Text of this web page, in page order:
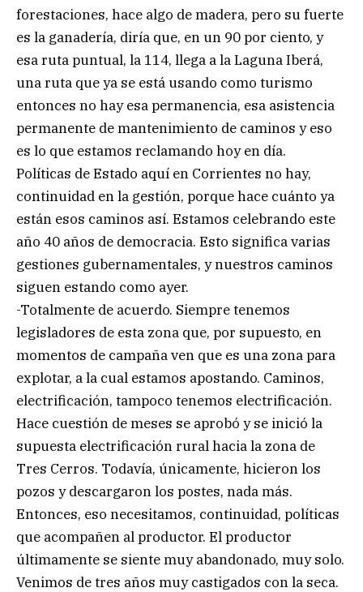
forestaciones, hace algo de madera, pero su fuerte
es la ganadería, diría que, en un 90 por ciento, y
esa ruta puntual, la 114, llega a la Laguna Iberá,
una ruta que ya se está usando como turismo
entonces no hay esa permanencia, esa asistencia
permanente de mantenimiento de caminos y eso
es lo que estamos reclamando hoy en día.
Políticas de Estado aquí en Corrientes no hay,
continuidad en la gestión, porque hace cuánto ya
están esos caminos así. Estamos celebrando este
año 40 años de democracia. Esto significa varias
gestiones gubernamentales, y nuestros caminos
siguen estando como ayer.
-Totalmente de acuerdo. Siempre tenemos
legisladores de esta zona que, por supuesto, en
momentos de campaña ven que es una zona para
explotar, a la cual estamos apostando. Caminos,
electrificación, tampoco tenemos electrificación.
Hace cuestión de meses se aprobó y se inició la
supuesta electrificación rural hacia la zona de
Tres Cerros. Todavía, únicamente, hicieron los
pozos y descargaron los postes, nada más.
Entonces, eso necesitamos, continuidad, políticas
que acompañen al productor. El productor
últimamente se siente muy abandonado, muy solo.
Venimos de tres años muy castigados con la seca.